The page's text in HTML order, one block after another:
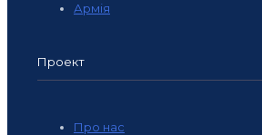
Армія
Проект
Про нас